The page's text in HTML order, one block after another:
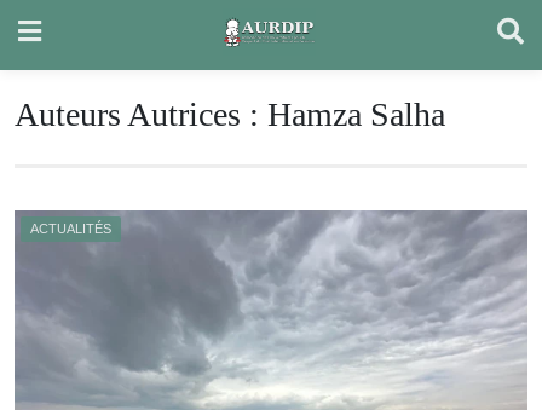
content
Auteurs Autrices : Hamza Salha
ACTUALITÉS